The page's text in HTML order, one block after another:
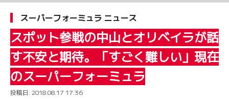
スーパーフォーミュラ ニュース
スポット参戦の中山とオリベイラが話
す不安と期待。「すごく難しい」現在
のスーパーフォーミュラ
投稿日: 2018.08.17 17:36